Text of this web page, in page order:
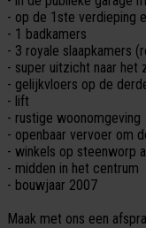
- op de 1ste verdieping
- 1 badkamers
- 3 royale slaapkamers
- super uitzicht naar het
- gelijkvloers op de
- lift
- rustige woonomgeving
- openbaar vervoer om
- winkels op steenworp
- midden in het centrum
- bouwjaar 2007
Maak met ons een